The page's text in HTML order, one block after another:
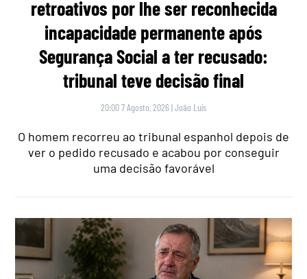
retroativos por lhe ser reconhecida
incapacidade permanente após
Segurança Social a ter recusado:
tribunal teve decisão final
20:00 7 Agosto, 2026 |João Luís
O homem recorreu ao tribunal espanhol depois de
ver o pedido recusado e acabou por conseguir
uma decisão favorável